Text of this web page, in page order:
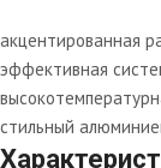
акцентированная
эффективная
стильный